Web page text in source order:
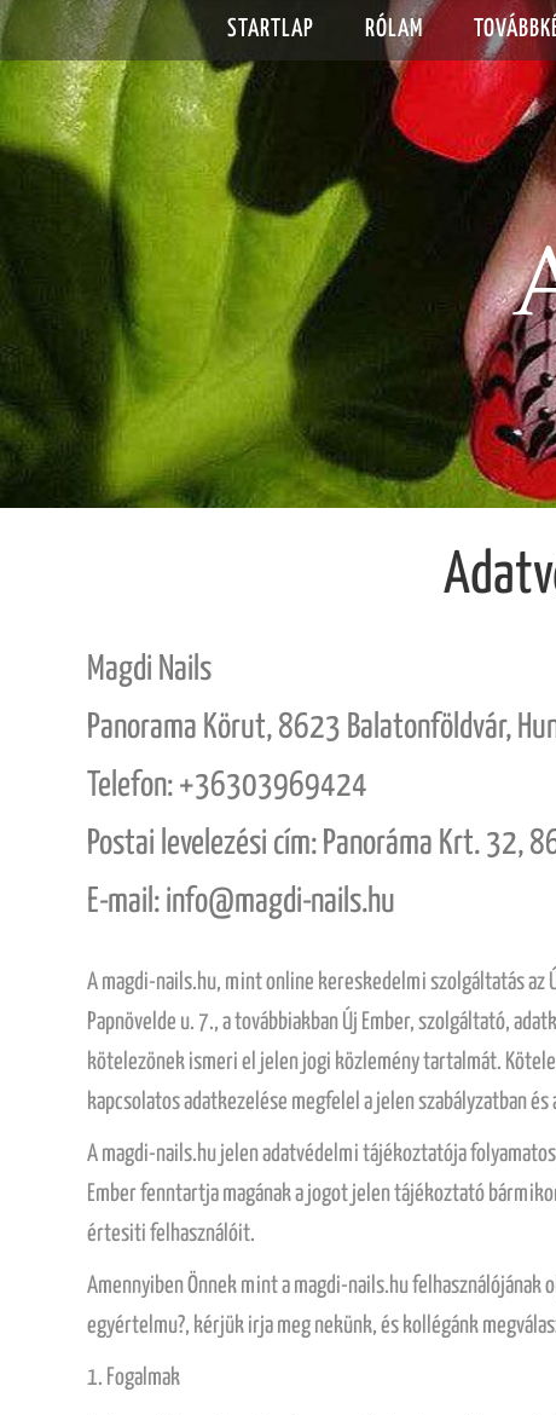
STARTLAP RÓLAM
Magdi Nails
Panorama Körut, 8623 Balatonföldvár,
Telefon: +36303969424
Postai levelezési cím: Panoráma Krt. 32,
E-mail: info@magdi-nails.hu
A magdi-nails.hu, mint online kereskedelmi szolgáltatás az
Papnövelde u. 7., a továbbiakban Új Ember, szolgáltató,
kötelezönek ismeri el jelen jogi közlemény tartalmát.
kapcsolatos adatkezelése megfelel a jelen szabályzatban
A magdi-nails.hu jelen adatvédelmi tájékoztatója
Ember fenntartja magának a jogot jelen tájékoztató
értesiti felhasználóit.
Amennyiben Önnek mint a magdi-nails.hu felhasználójának
egyértelmu?, kérjük irja meg nekünk, és kollégánk
1. Fogalmak